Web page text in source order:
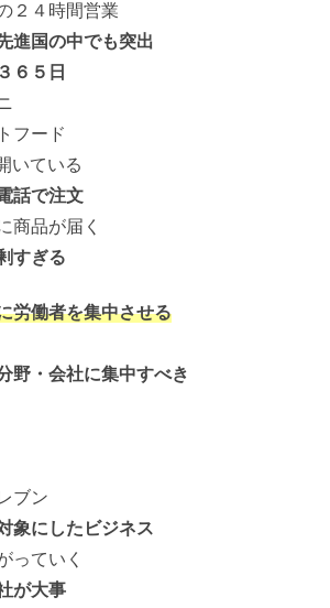
２４時間営業
進国の中でも突出
６５日
ード
いる
話で注文
が届く
すぎる
労働者を集中させる
野・会社に集中すべき
ン
象にしたビジネス
ていく
が大事